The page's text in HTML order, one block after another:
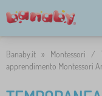
Banaby.it » Montessori /
apprendimento Montessori